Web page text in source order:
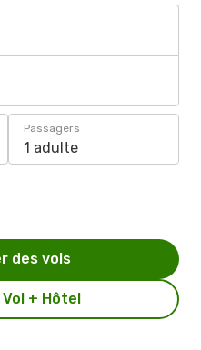
Passagers
1 adulte
+ Hôtel
des vols